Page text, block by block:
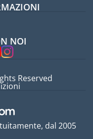
NOI
dal 2005
Reserved